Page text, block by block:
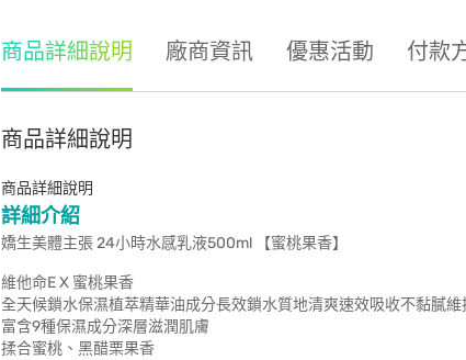
商品詳細說明 廠商資訊 優惠活動 付款
商品詳細說明
商品詳細說明
詳細介紹
嬌生美體主張 24小時水感乳液500ml 【蜜桃果香】
維他命E X 蜜桃果香
全天候鎖水保濕植萃精華油成分長效鎖水質地清爽速效吸收不黏膩
富含9種保濕成分深層滋潤肌膚
揉合蜜桃、黑醋栗果香